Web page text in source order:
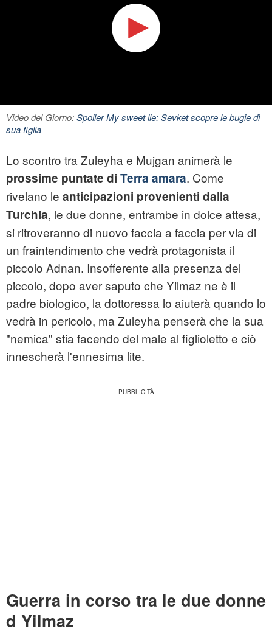
Video del Giorno:Spoiler My sweet lie: Sevket scopre le bugie di
sua figlia
Lo scontro tra Zuleyha e Mujgan animerà le
prossime puntate di Terra amara. Come
rivelano le anticipazioni provenienti dalla
Turchia, le due donne, entrambe in dolce attesa,
si ritroveranno di nuovo faccia a faccia per via di
un fraintendimento che vedrà protagonista il
piccolo Adnan. Insofferente alla presenza del
piccolo, dopo aver saputo che Yilmaz ne è il
padre biologico, la dottoressa lo aiuterà quando lo
vedrà in pericolo, ma Zuleyha penserà che la sua
"nemica" stia facendo del male al figlioletto e ciò
innescherà l'ennesima lite.
Guerra in corso tra le due donne
d Yilmaz